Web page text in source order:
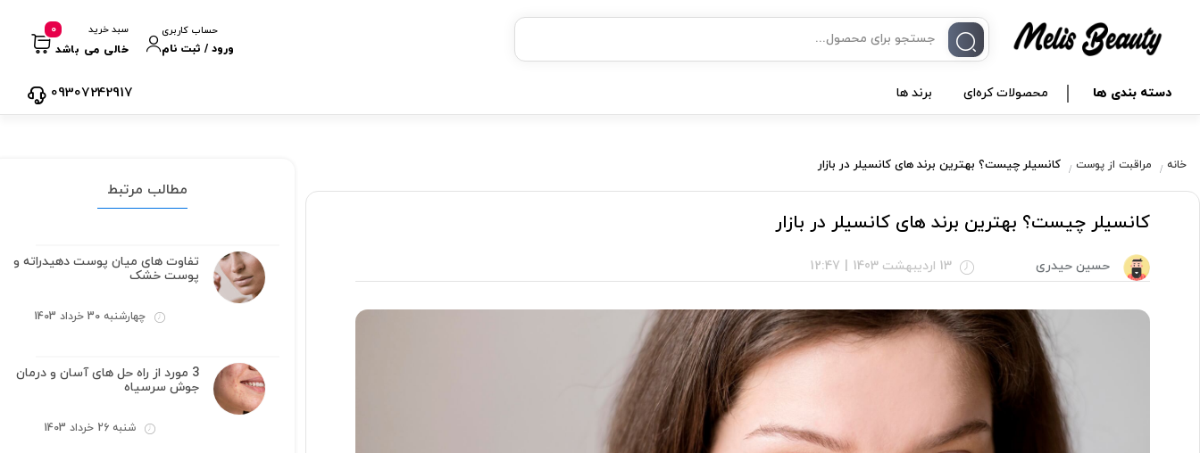
خرید قسطی با ترب‌پی
حساب کاربری
ورود / ثبت نام
سبد خرید
خالی می باشد
0
دسته بندی ها محصولات کره‌ای برند ها 09307242917
خانه مراقبت از پوست کانسیلر چیست؟ بهترین برند های کانسیلر در بازار
کانسیلر چیست؟ بهترین برند های کانسیلر در بازار
حسین حیدری 13 اردیبهشت 1403 12:47
مطالب مرتبط
تفاوت های میان پوست دهیدراته و
پوست خشک
چهارشنبه 30 خرداد 1403
3 مورد از راه حل های آسان و درمان
جوش سرسیاه
شنبه 26 خرداد 1403